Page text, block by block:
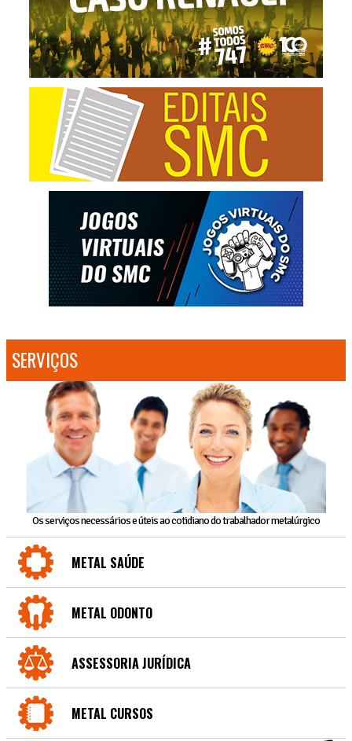
SERVIÇOS
Os serviços necessários e úteis ao cotidiano do trabalhador metalúrgico
METAL SAÚDE
METAL ODONTO
ASSESSORIA JURÍDICA
METAL CURSOS